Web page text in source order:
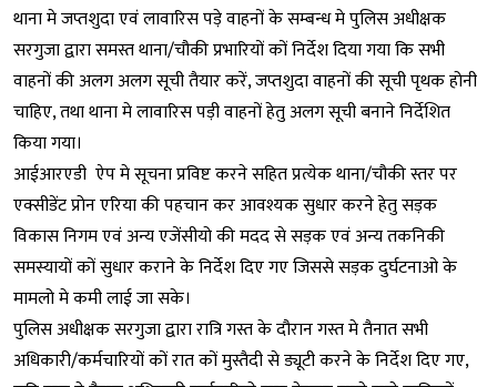
थाना मे जप्तशुदा एवं लावारिस पड़े वाहनों के सम्बन्ध मे पुलिस अधीक्षक
सरगुजा द्वारा समस्त थाना/चौकी प्रभारियों कों निर्देश दिया गया कि सभी
वाहनों की अलग अलग सूची तैयार करें, जप्तशुदा वाहनों की सूची पृथक होनी
चाहिए, तथा थाना मे लावारिस पड़ी वाहनों हेतु अलग सूची बनाने निर्देशित
किया गया।
आईआरएडी ऐप मे सूचना प्रविष्ट करने सहित प्रत्येक थाना/चौकी स्तर पर
एक्सीडेंट प्रोन एरिया की पहचान कर आवश्यक सुधार करने हेतु सड़क
विकास निगम एवं अन्य एजेंसीयो की मदद से सड़क एवं अन्य तकनिकी
समस्यायों कों सुधार कराने के निर्देश दिए गए जिससे सड़क दुर्घटनाओ के
मामलो मे कमी लाई जा सके।
पुलिस अधीक्षक सरगुजा द्वारा रात्रि गस्त के दौरान गस्त मे तैनात सभी
अधिकारी/कर्मचारियों कों रात कों मुस्तैदी से ड्यूटी करने के निर्देश दिए गए,